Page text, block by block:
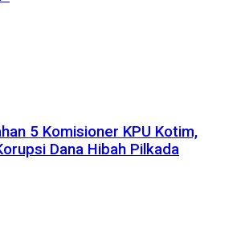
5 Komisioner KPU Kotim,
Dana Hibah Pilkada